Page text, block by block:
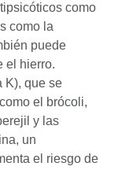
como
como la
puede
el hierro.
K), que se
el brócoli,
y las
un
el riesgo de